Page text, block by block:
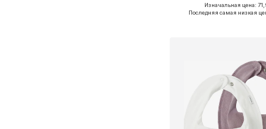
+ 1
Доступные размеры:
Изначальная цена:
Последняя самая низкая